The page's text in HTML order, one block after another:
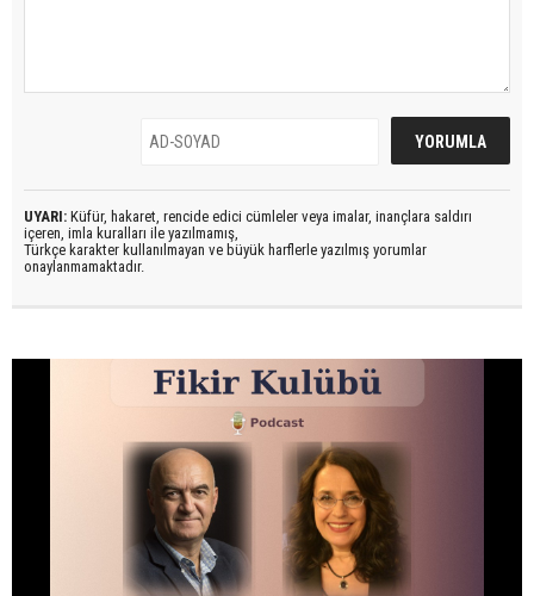
UYARI: Küfür, hakaret, rencide edici cümleler veya imalar, inançlara saldırı
içeren, imla kuralları ile yazılmamış,
Türkçe karakter kullanılmayan ve büyük harflerle yazılmış yorumlar
onaylanmamaktadır.